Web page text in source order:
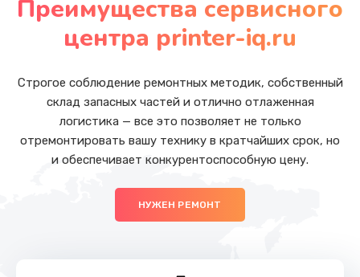
Заказать
от 1090 руб.
Заказать
Замена USB порта
от 1245 руб.
Заказать
Преимущества сервисного
центра printer-iq.ru
Строгое соблюдение ремонтных методик, собственный
склад запасных частей и отлично отлаженная
логистика — все это позволяет не только
отремонтировать вашу технику в кратчайших срок, но
и обеспечивает конкурентоспособную цену.
НУЖЕН РЕМОНТ